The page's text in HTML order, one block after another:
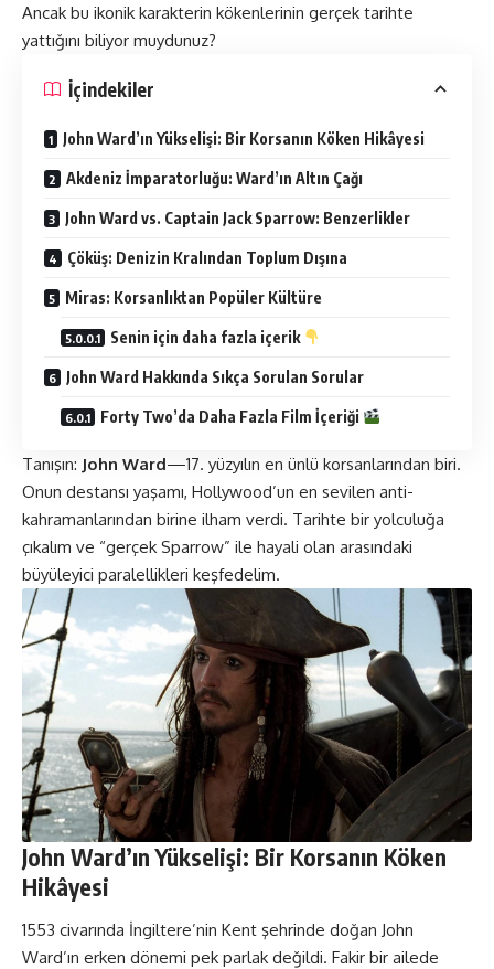
Ancak bu ikonik karakterin kökenlerinin gerçek tarihte
yattığını biliyor muydunuz?
İçindekiler
John Ward’ın Yükselişi: Bir Korsanın Köken Hikâyesi
Akdeniz İmparatorluğu: Ward’ın Altın Çağı
John Ward vs. Captain Jack Sparrow: Benzerlikler
Çöküş: Denizin Kralından Toplum Dışına
Miras: Korsanlıktan Popüler Kültüre
Senin için daha fazla içerik
John Ward Hakkında Sıkça Sorulan Sorular
Forty Two’da Daha Fazla Film İçeriği
Tanışın: John Ward—17. yüzyılın en ünlü korsanlarından biri.
Onun destansı yaşamı, Hollywood’un en sevilen anti-
kahramanlarından birine ilham verdi. Tarihte bir yolculuğa
çıkalım ve “gerçek Sparrow” ile hayali olan arasındaki
büyüleyici paralellikleri keşfedelim.
John Ward’ın Yükselişi: Bir Korsanın Köken
Hikâyesi
1553 civarında İngiltere’nin Kent şehrinde doğan John
Ward’ın erken dönemi pek parlak değildi. Fakir bir ailede